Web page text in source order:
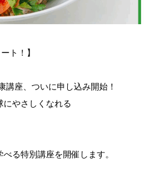
ト！】
講座、ついに申し込み開始！
にやさしくなれる
る特別講座を開催します。